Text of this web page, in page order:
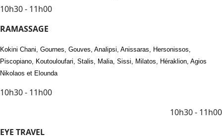
10h30 - 11h00
RAMASSAGE
Kokini Chani, Gournes, Gouves, Analipsi, Anissaras, Hersonissos,
Piscopiano, Koutouloufari, Stalis, Malia, Sissi, Milatos, Héraklion, Agios
Nikolaos et Elounda
10h30 - 11h00
10h30 - 11h00
EYE TRAVEL